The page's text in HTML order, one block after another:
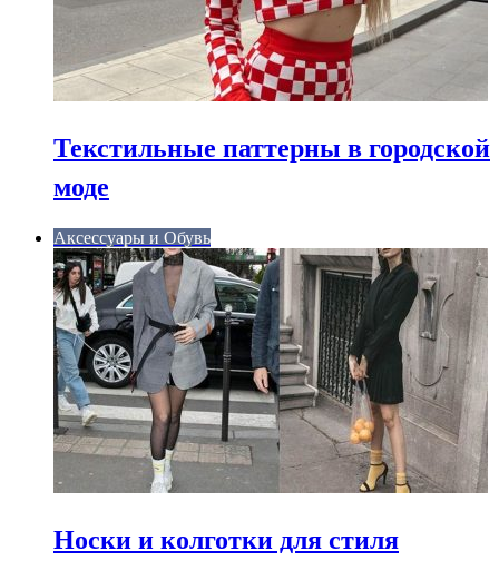
Текстильные паттерны в городской
моде
Аксессуары и Обувь
Носки и колготки для стиля